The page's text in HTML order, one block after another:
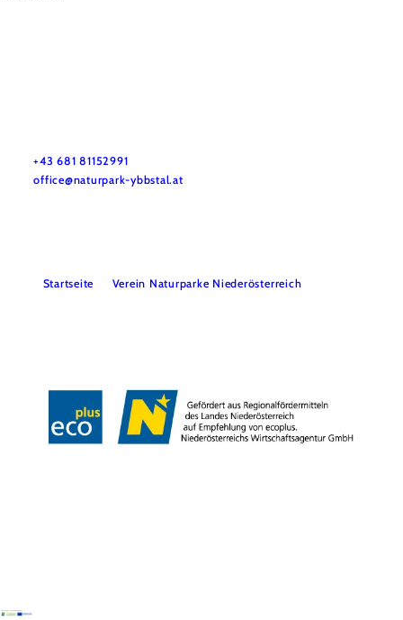
+43 681 81152991
office@naturpark-ybbstal.at
Startseite Verein Naturparke Niederösterreich